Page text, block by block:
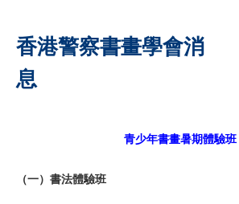
香港警察書畫學會消
息
青少年書畫暑期體驗班
（一）書法體驗班